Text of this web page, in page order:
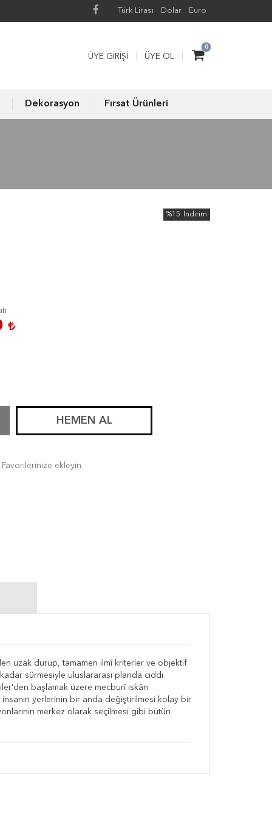
Türk Lirası Dolar Euro
0
ÜYE GIRIŞI ÜYE OL
Dekorasyon Fırsat Ürünleri
%15 İndirim
HEMEN AL
Favorilerinize ekleyin
uzak durup, tamamen ilmî kriterler ve objektif
sürmesiyle uluslararası planda ciddi
başlamak üzere mecburî iskân
yerlerinin bir anda değiştirilmesi kolay bir
merkez olarak seçilmesi gibi bütün